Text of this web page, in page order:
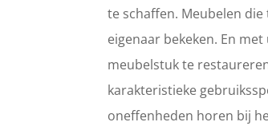
te schaffen. Meubelen
eigenaar bekeken. En
meubelstuk te
karakteristieke
oneffenheden horen bij